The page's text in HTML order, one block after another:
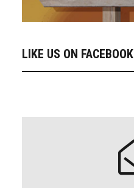
LIKE US ON FACEBOOK